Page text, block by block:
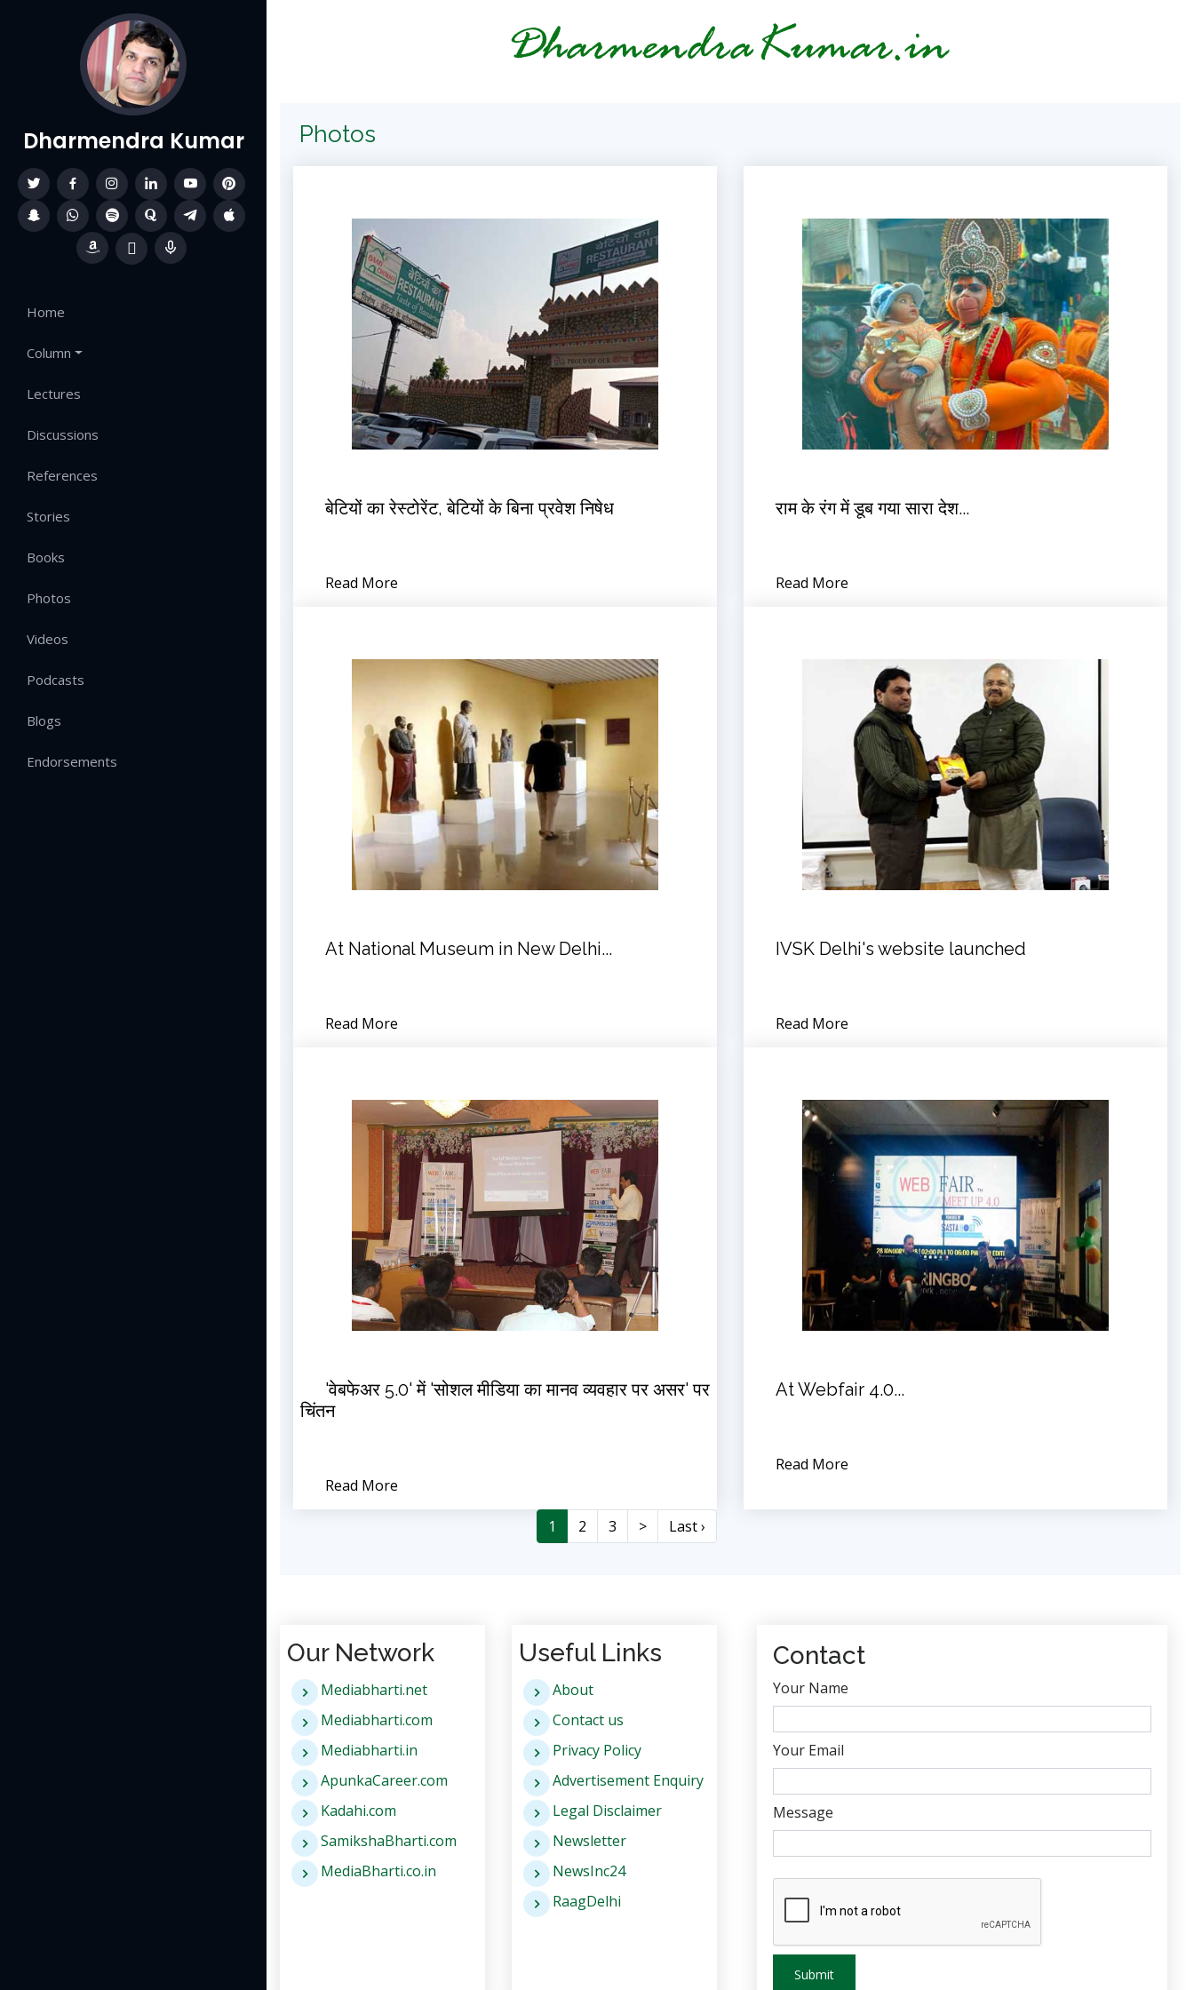
Dharmendra Kumar
Home
Column
Lectures
Discussions
References
Stories
Books
Photos
Videos
Podcasts
Blogs
Endorsements
Photos
बेटियों का रेस्टोरेंट, बेटियों के बिना प्रवेश निषेध
Read More
राम के रंग में डूब गया सारा देश...
Read More
At National Museum in New Delhi...
Read More
IVSK Delhi's website launched
Read More
'वेबफेअर 5.0' में 'सोशल मीडिया का मानव व्यवहार पर असर' पर
चिंतन
Read More
At Webfair 4.0...
Read More
1 2 3 > Last ›
Our Network
Mediabharti.net
Mediabharti.com
Mediabharti.in
ApunkaCareer.com
Kadahi.com
SamikshaBharti.com
MediaBharti.co.in
Useful Links
About
Contact us
Privacy Policy
Advertisement Enquiry
Legal Disclaimer
Newsletter
NewsInc24
RaagDelhi
Contact
Your Name
Your Email
Message